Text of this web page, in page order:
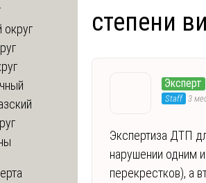
степени
Эксперт
Staff 3
Экспертиза ДТП
нарушении одним
перекрестков), а
округ